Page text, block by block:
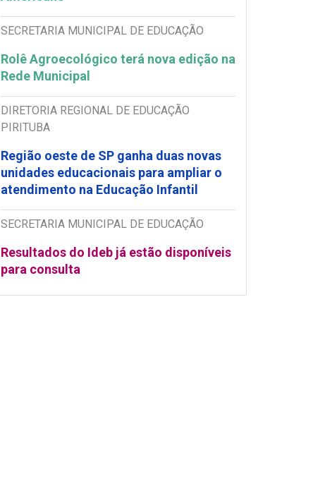
SECRETARIA MUNICIPAL DE EDUCAÇÃO
Rolê Agroecológico terá nova edição na
Rede Municipal
DIRETORIA REGIONAL DE EDUCAÇÃO
PIRITUBA
Região oeste de SP ganha duas novas
unidades educacionais para ampliar o
atendimento na Educação Infantil
SECRETARIA MUNICIPAL DE EDUCAÇÃO
Resultados do Ideb já estão disponíveis
para consulta